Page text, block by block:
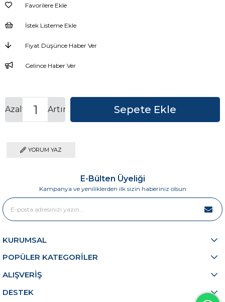
Favorilere Ekle
İstek Listeme Ekle
Fiyat Düşünce Haber Ver
Gelince Haber Ver
Artır
Azalt
YORUM YAZ
E-Bülten Üyeliği
Kampanya ve yeniliklerden ilk sizin haberiniz olsun
KURUMSAL
POPÜLER KATEGORİLER
ALIŞVERİŞ
DESTEK